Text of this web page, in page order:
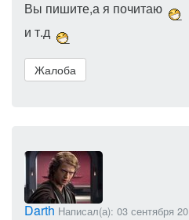
Вы пишите,а я почитаю
и т.д
Жалоба
Darth Написал(а): 03 сентября